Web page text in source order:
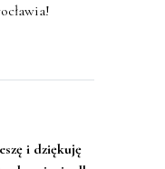
i dziękuję